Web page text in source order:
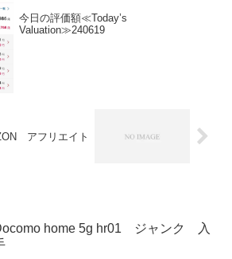
今日の評価額≪Today’s
Valuation≫240619
アフリエイト
home 5g hr01 ジャンク 入